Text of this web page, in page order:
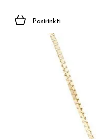
Pasirinkti